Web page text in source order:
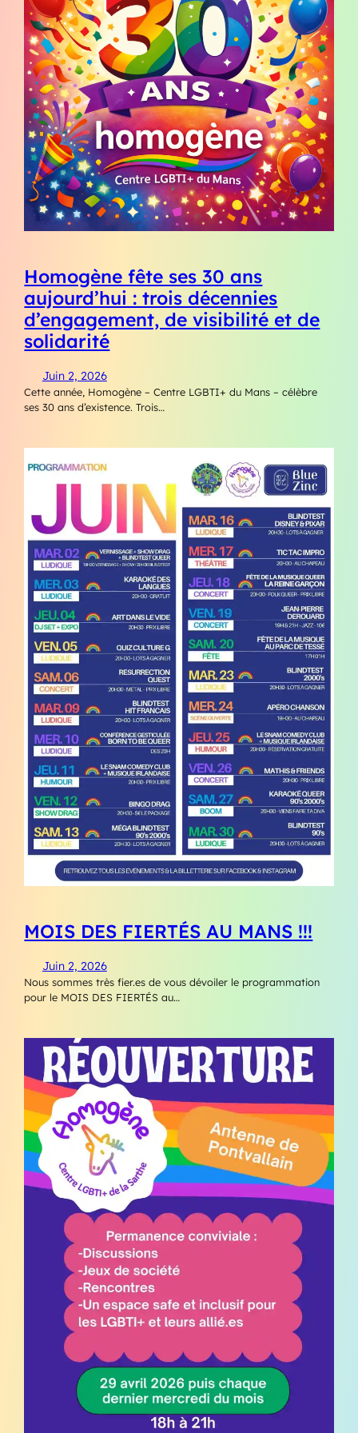
Homogène fête ses 30 ans
aujourd’hui : trois décennies
d’engagement, de visibilité et de
solidarité
Juin 2, 2026
Cette année, Homogène – Centre LGBTI+ du Mans – célèbre
ses 30 ans d’existence. Trois…
MOIS DES FIERTÉS AU MANS !!!
Juin 2, 2026
Nous sommes très fier.es de vous dévoiler le programmation
pour le MOIS DES FIERTÉS au…